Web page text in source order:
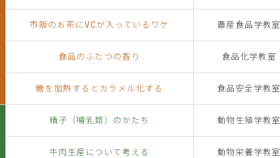
市販のお茶にVCが入っているワケ 農産食品学教室
食品のふたつの香り 食品化学教室
糖を加熱するとカラメル化する 食品安全学教室
精子（哺乳類）のかたち 動物生殖学教室
牛肉生産について考える 動物栄養学教室